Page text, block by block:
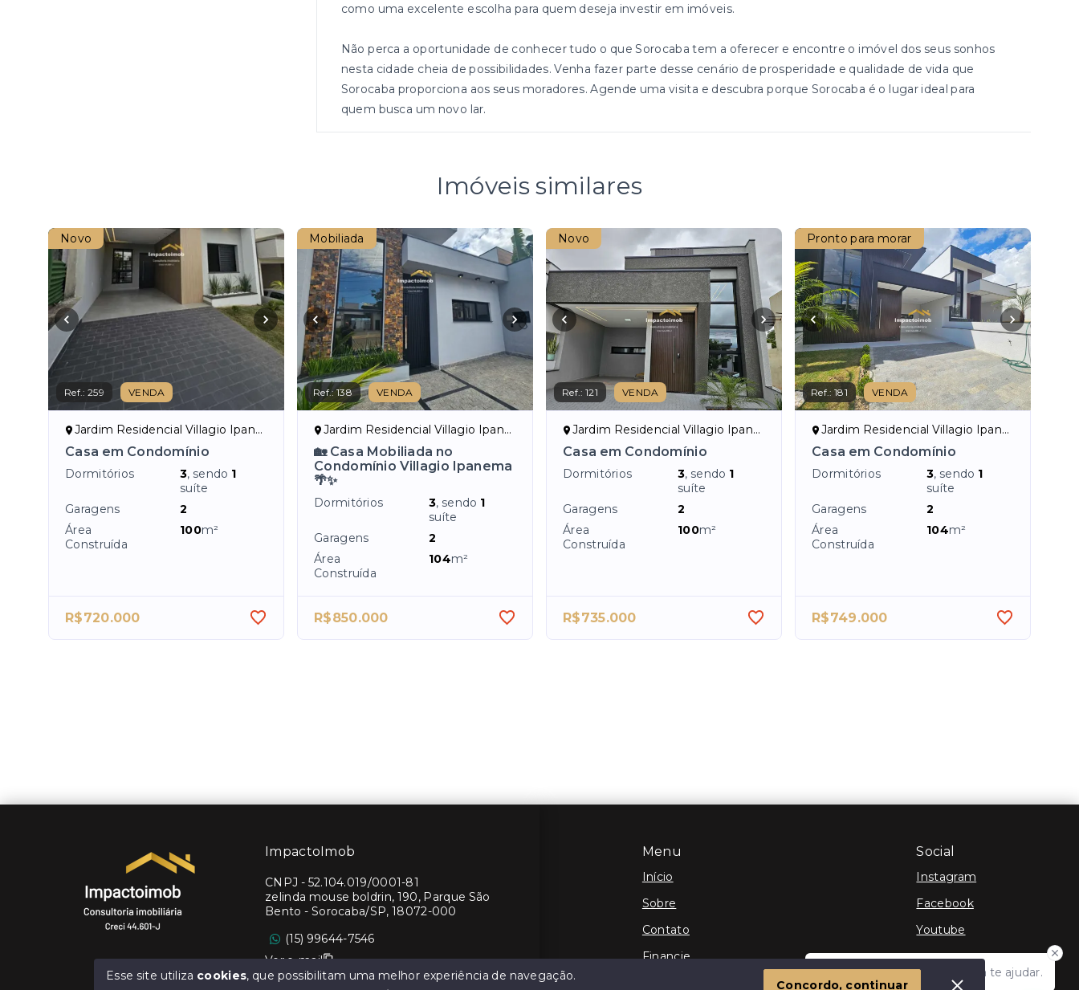
como uma excelente escolha para quem deseja investir em imóveis.
Não perca a oportunidade de conhecer tudo o que Sorocaba tem a oferecer e encontre o imóvel dos seus sonhos
nesta cidade cheia de possibilidades. Venha fazer parte desse cenário de prosperidade e qualidade de vida que
Sorocaba proporciona aos seus moradores. Agende uma visita e descubra porque Sorocaba é o lugar ideal para
quem busca um novo lar.
Imóveis similares
Novo
Ref.:259 VENDA
Jardim Residencial Villagio Ipanema I - Sorocaba/SP
Casa em Condomínio
Dormitórios 3, sendo 1
suíte
Garagens
2
Área
Construída
100m²
R$720.000
Mobiliada
Ref.:138 VENDA
Jardim Residencial Villagio Ipanema I - Sorocaba/SP
🏡 Casa Mobiliada no
Condomínio Villagio Ipanema
🌴✨
Dormitórios 3, sendo 1
suíte
Garagens
2
Área
Construída
104m²
R$850.000
Novo
Ref.:121 VENDA
Jardim Residencial Villagio Ipanema I - Sorocaba/SP
Casa em Condomínio
Dormitórios 3, sendo 1
suíte
Garagens
2
Área
Construída
100m²
R$735.000
Pronto para morar
Ref.:181 VENDA
Jardim Residencial Villagio Ipanema I - Sorocaba/SP
Casa em Condomínio
Dormitórios 3, sendo 1
suíte
Garagens
2
Área
Construída
104m²
R$749.000
Menu
Início
Sobre
Contato
Financie
Social
Instagram
Facebook
Youtube
ImpactoImob
CNPJ - 52.104.019/0001-81
zelinda mouse boldrin, 190, Parque São
Bento - Sorocaba/SP, 18072-000
(15) 99644-7546
Ver e-mail
Olá! Estamos disponíveis para te ajudar.
Esse site utiliza cookies, que possibilitam uma melhor experiência de navegação.
Concordo, continuar